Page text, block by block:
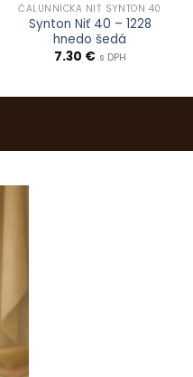
ČALUNNÍCKA NIŤ SYNTON 40
Synton Niť 40 – 1228
hnedo šedá
7.30 € s DPH